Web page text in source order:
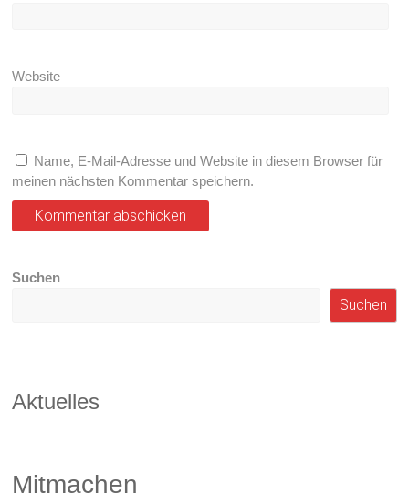
Website
Name, E-Mail-Adresse und Website in diesem Browser für
meinen nächsten Kommentar speichern.
Suchen
Suchen
Aktuelles
Mitmachen